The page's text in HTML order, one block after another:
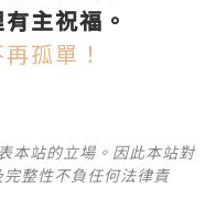
主祝福。
孤單！
本站的立場。因此本站對
整性不負任何法律責